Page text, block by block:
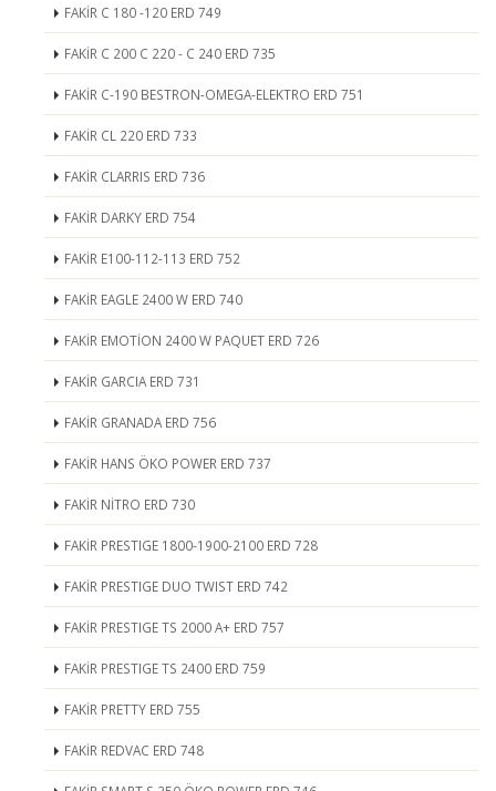
FAKİR C 180 -120 ERD 749
FAKİR C 200 C 220 - C 240 ERD 735
FAKİR C-190 BESTRON-OMEGA-ELEKTRO ERD 751
FAKİR CL 220 ERD 733
FAKİR CLARRIS ERD 736
FAKİR DARKY ERD 754
FAKİR E100-112-113 ERD 752
FAKİR EAGLE 2400 W ERD 740
FAKİR EMOTİON 2400 W PAQUET ERD 726
FAKİR GARCIA ERD 731
FAKİR GRANADA ERD 756
FAKİR HANS ÖKO POWER ERD 737
FAKİR NİTRO ERD 730
FAKİR PRESTIGE 1800-1900-2100 ERD 728
FAKİR PRESTIGE DUO TWIST ERD 742
FAKİR PRESTIGE TS 2000 A+ ERD 757
FAKİR PRESTIGE TS 2400 ERD 759
FAKİR PRETTY ERD 755
FAKİR REDVAC ERD 748